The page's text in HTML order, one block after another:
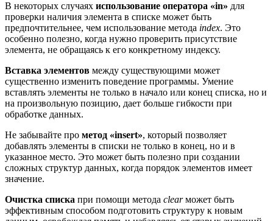
В некоторых случаях использование оператора «in» для
проверки наличия элемента в списке может быть
предпочтительнее, чем использование метода index. Это
особенно полезно, когда нужно проверить присутствие
элемента, не обращаясь к его конкретному индексу.
Вставка элементов между существующими может
существенно изменить поведение программы. Умение
вставлять элементы не только в начало или конец списка, но и
на произвольную позицию, дает больше гибкости при
обработке данных.
Не забывайте про метод «insert», который позволяет
добавлять элементы в списки не только в конец, но и в
указанное место. Это может быть полезно при создании
сложных структур данных, когда порядок элементов имеет
значение.
Очистка списка при помощи метода clearможет быть
эффективным способом подготовить структуру к новым